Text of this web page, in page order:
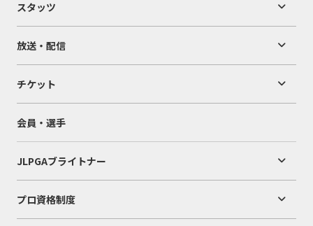
スタッツ
放送・配信
チケット
会員・選手
JLPGAブライトナー
プロ資格制度